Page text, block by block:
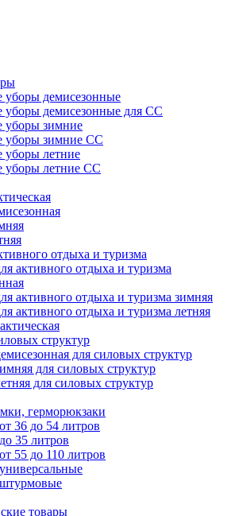
уборы демисезонные
уборы демисезонные для СС
уборы зимние
уборы зимние СС
уборы летние
уборы летние СС
отдыха и туризма
активного отдыха и туризма
активного отдыха и туризма зимняя
активного отдыха и туризма летняя
структур
для силовых структур
для силовых структур
для силовых структур
герморюкзаки
36 до 54 литров
35 литров
55 до 110 литров
товары